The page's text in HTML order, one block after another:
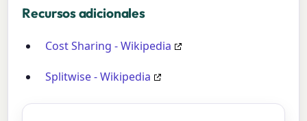
Recursos adicionales
Cost Sharing - Wikipedia
Splitwise - Wikipedia